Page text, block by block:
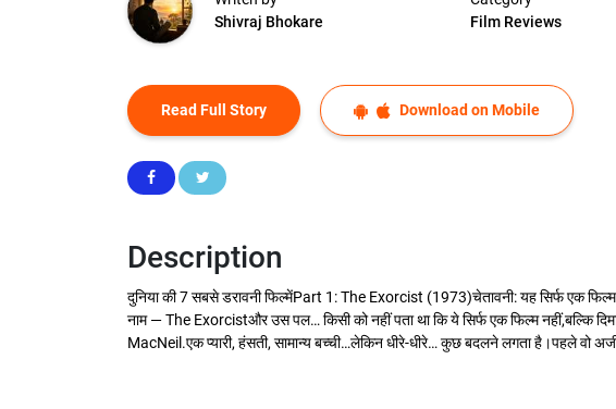
Shivraj Bhokare
Film Reviews
Read Full Story Download on Mobile
Description
दुनिया की 7 सबसे डरावनी फिल्मेंPart 1: The Exorcist (1973)चेतावनी: यह सिर्फ एक
नाम — The Exorcistऔर उस पल… किसी को नहीं पता था कि ये सिर्फ एक फिल्म नहीं,बल्कि
MacNeil.एक प्यारी, हंसती, सामान्य बच्ची…लेकिन धीरे-धीरे… कुछ बदलने लगता है।पहले वो